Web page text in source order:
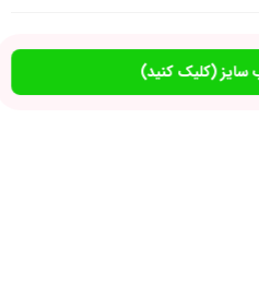
سایز (کلیک کنید)